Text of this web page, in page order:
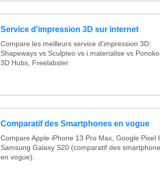
Service d'impression 3D sur internet
Compare les meilleurs service d'impression 3D:
Shapeways vs Sculpteo vs i.materialise vs Ponoko,
3D Hubs, Freelabster
Comparatif des Smartphones en vogue
Compare Apple iPhone 13 Pro Max, Google Pixel
Samsung Galaxy S20 (comparatif des
en vogue).